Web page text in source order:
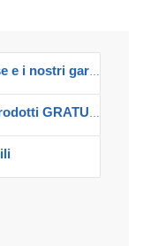
i nostri garage!
GRATUITO!